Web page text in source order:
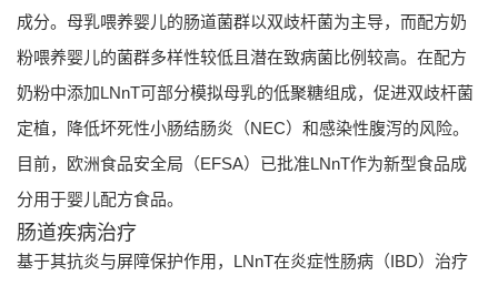
成分。母乳喂养婴儿的肠道菌群以双歧杆菌为主导，而配方奶
粉喂养婴儿的菌群多样性较低且潜在致病菌比例较高。在配方
奶粉中添加LNnT可部分模拟母乳的低聚糖组成，促进双歧杆菌
定植，降低坏死性小肠结肠炎（NEC）和感染性腹泻的风险。
目前，欧洲食品安全局（EFSA）已批准LNnT作为新型食品成
分用于婴儿配方食品。
肠道疾病治疗
基于其抗炎与屏障保护作用，LNnT在炎症性肠病（IBD）治疗